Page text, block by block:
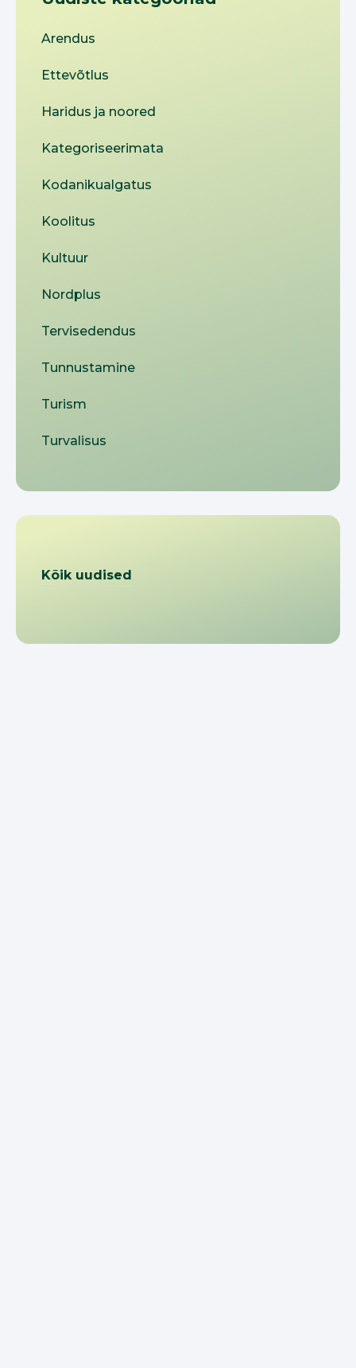
Arendus
Ettevõtlus
Haridus ja noored
Kategoriseerimata
Kodanikualgatus
Koolitus
Kultuur
Nordplus
Tervisedendus
Tunnustamine
Turism
Turvalisus
Kõik uudised